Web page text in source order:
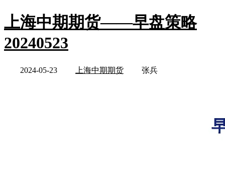
上海中期期货——早盘策略
20240523
2024-05-23 上海中期期货 张兵